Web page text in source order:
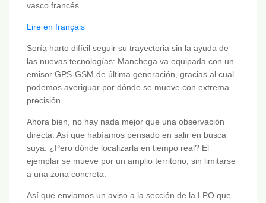
vasco francés.
Lire en français
Sería harto difícil seguir su trayectoria sin la ayuda de
las nuevas tecnologías: Manchega va equipada con un
emisor GPS-GSM de última generación, gracias al cual
podemos averiguar por dónde se mueve con extrema
precisión.
Ahora bien, no hay nada mejor que una observación
directa. Así que habíamos pensado en salir en busca
suya. ¿Pero dónde localizarla en tiempo real? El
ejemplar se mueve por un amplio territorio, sin limitarse
a una zona concreta.
Así que enviamos un aviso a la sección de la LPO que